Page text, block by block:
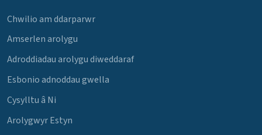
Chwilio am ddarparwr
Amserlen arolygu
Adroddiadau arolygu diweddaraf
Esbonio adnoddau gwella
Cysylltu â Ni
Arolygwyr Estyn